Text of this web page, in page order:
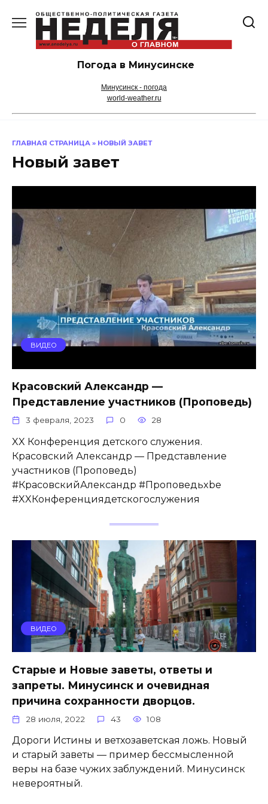
содержанию
Погода в Минусинске
Минусинск - погода
world-weather.ru
ГЛАВНАЯ СТРАНИЦА » НОВЫЙ ЗАВЕТ
Новый завет
ВИДЕО
Красовский Александр —
Представление участников (Проповедь)
3 февраля, 2023 0 28
XX Конференция детского служения.
Красовский Александр — Представление
участников (Проповедь)
#КрасовскийАлександр #Проповедьxbe
#XXКонференциядетскогослужения
ВИДЕО
Старые и Новые заветы, ответы и
запреты. Минусинск и очевидная
причина сохранности дворцов.
28 июля, 2022 43 108
Дороги Истины и ветхозаветская ложь. Новый
и старый заветы — пример бессмысленной
веры на базе чужих заблуждений. Минусинск
невероятный.